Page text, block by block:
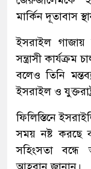
মার্কিন দূতাবাস
ইসরাইল গাজায়
সন্ত্রাসী কার্যক্রম
বলেও তিনি
ইসরাইল ও
ফিলিস্তিনে
সময় নষ্ট করছে
সহিংসতা বন্ধে